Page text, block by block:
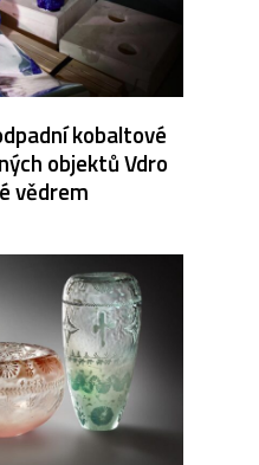
kobaltové
objektů Vdro
vědrem